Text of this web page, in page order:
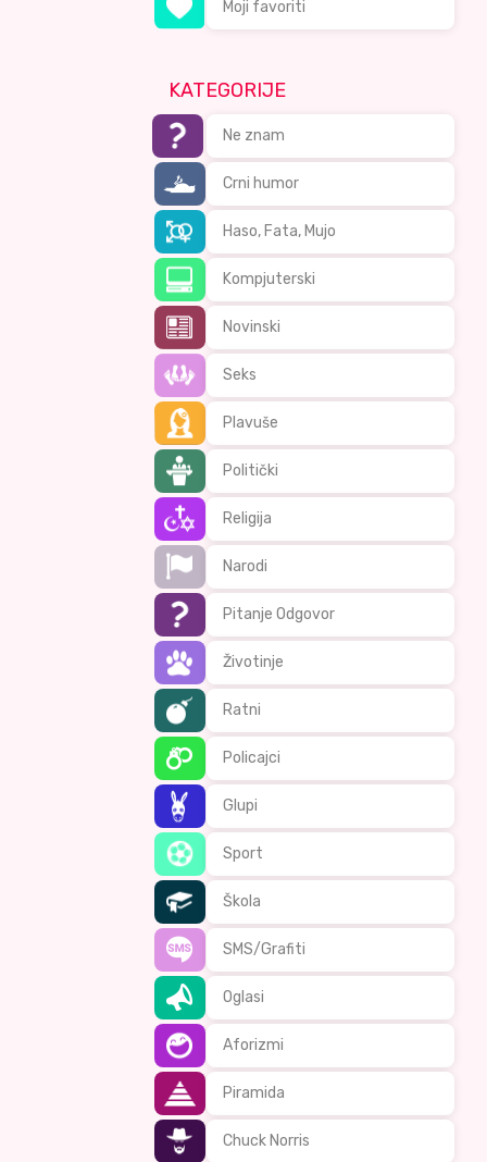
Moji favoriti
KATEGORIJE
Ne znam
Crni humor
Haso, Fata, Mujo
Kompjuterski
Novinski
Seks
Plavuše
Politički
Religija
Narodi
Pitanje Odgovor
Životinje
Ratni
Policajci
Glupi
Sport
Škola
SMS/Grafiti
Oglasi
Aforizmi
Piramida
Chuck Norris